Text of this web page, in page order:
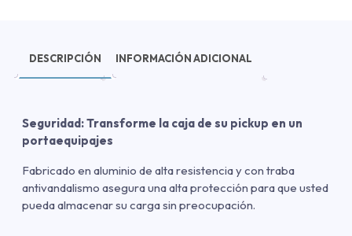
DESCRIPCIÓN INFORMACIÓN ADICIONAL
Seguridad: Transforme la caja de su pickup en un
portaequipajes
Fabricado en aluminio de alta resistencia y con traba
antivandalismo asegura una alta protección para que usted
pueda almacenar su carga sin preocupación.